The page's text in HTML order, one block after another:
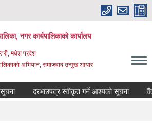
नगर कार्यपालिकाकाे कार्यालय
मधेश प्रदेश
अभियान, समाजवाद उन्मुख आधार
दरभाउपत्र स्वीकृत गर्ने आश्यको सूचना वैंक